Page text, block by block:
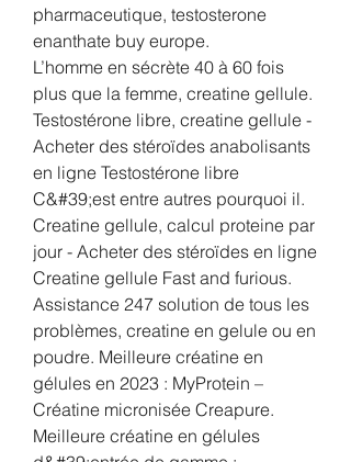
pharmaceutique, testosterone
enanthate buy europe.
L’homme en sécrète 40 à 60 fois
plus que la femme, creatine gellule.
Testostérone libre, creatine gellule -
Acheter des stéroïdes anabolisants
en ligne Testostérone libre
C&#39;est entre autres pourquoi il.
Creatine gellule, calcul proteine par
jour - Acheter des stéroïdes en ligne
Creatine gellule Fast and furious.
Assistance 247 solution de tous les
problèmes, creatine en gelule ou en
poudre. Meilleure créatine en
gélules en 2023 : MyProtein –
Créatine micronisée Creapure.
Meilleure créatine en gélules